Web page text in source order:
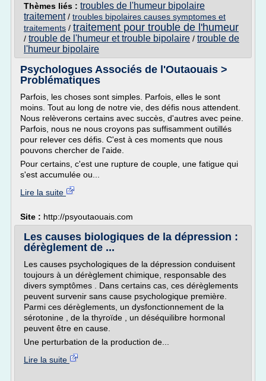
Thèmes liés : troubles de l'humeur bipolaire
traitement/ troubles bipolaires causes symptomes et
traitements / traitement pour trouble de l'humeur
/ trouble de l'humeur et trouble bipolaire / trouble de
l'humeur bipolaire
Psychologues Associés de l'Outaouais >
Problématiques
Parfois, les choses sont simples. Parfois, elles le sont
moins. Tout au long de notre vie, des défis nous attendent.
Nous relèverons certains avec succès, d'autres avec peine.
Parfois, nous ne nous croyons pas suffisamment outillés
pour relever ces défis. C'est à ces moments que nous
pouvons chercher de l'aide.
Pour certains, c'est une rupture de couple, une fatigue qui
s'est accumulée ou...
Lire la suite
Site : http://psyoutaouais.com
Les causes biologiques de la dépression :
dérèglement de ...
Les causes psychologiques de la dépression conduisent
toujours à un dérèglement chimique, responsable des
divers symptômes . Dans certains cas, ces dérèglements
peuvent survenir sans cause psychologique première.
Parmi ces dérèglements, un dysfonctionnement de la
sérotonine , de la thyroïde , un déséquilibre hormonal
peuvent être en cause.
Une perturbation de la production de...
Lire la suite